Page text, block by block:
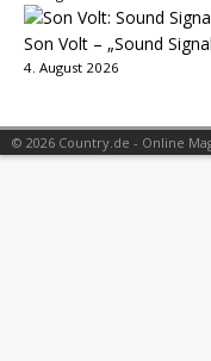
Son Volt – „Sound
4. August 2026
© 2026 Country.de - Online